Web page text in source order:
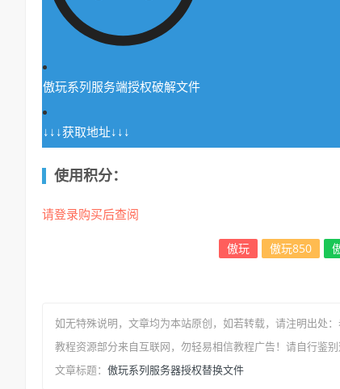
傲玩系列服务端授权破解文件
↓↓↓获取地址↓↓↓
使用积分：
请登录购买后查阅
傲玩 傲玩850
如无特殊说明，文章均为本站原创 ，如若转载，请注明出处：
教程资源部分来自互联网，勿轻易相信教程广告！请自行鉴别
文章标题： 傲玩系列服务器授权替换文件